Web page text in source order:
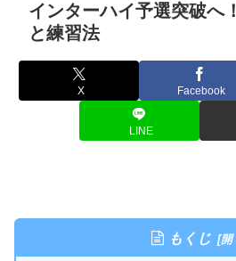
インターハイ予選突破へ
と練習法
X Facebook
LINE
もくじ